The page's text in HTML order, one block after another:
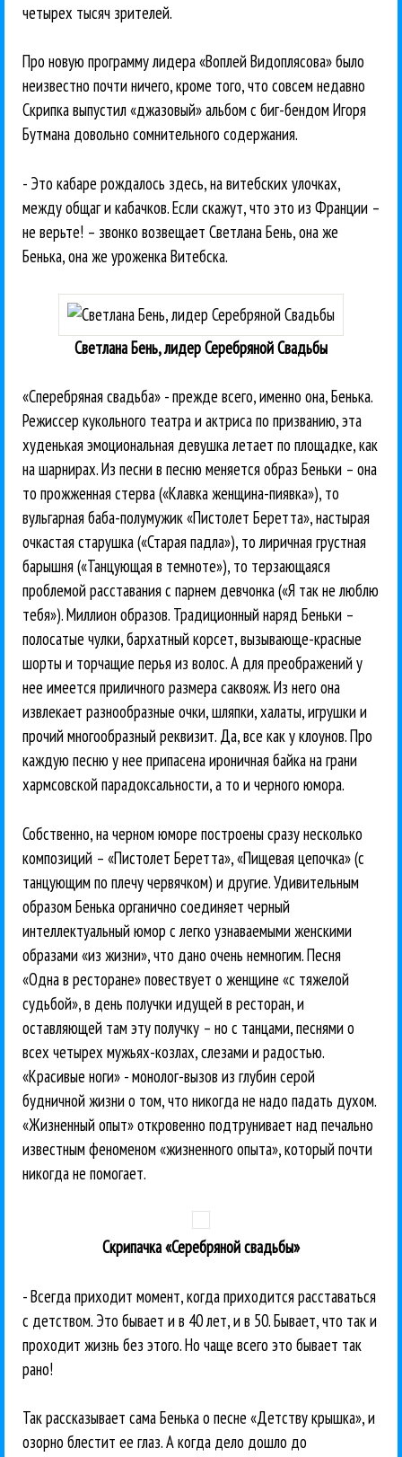
четырех тысяч зрителей.
Про новую программу лидера «Воплей Видоплясова» было
неизвестно почти ничего, кроме того, что совсем недавно
Скрипка выпустил «джазовый» альбом с биг-бендом Игоря
Бутмана довольно сомнительного содержания.
- Это кабаре рождалось здесь, на витебских улочках,
между общаг и кабачков. Если скажут, что это из Франции –
не верьте! – звонко возвещает Светлана Бень, она же
Бенька, она же уроженка Витебска.
Светлана Бень, лидер Серебряной Свадьбы
«Сперебряная свадьба» - прежде всего, именно она, Бенька.
Режиссер кукольного театра и актриса по призванию, эта
худенькая эмоциональная девушка летает по площадке, как
на шарнирах. Из песни в песню меняется образ Беньки – она
то прожженная стерва («Клавка женщина-пиявка»), то
вульгарная баба-полумужик «Пистолет Беретта», настырая
очкастая старушка («Старая падла»), то лиричная грустная
барышня («Танцующая в темноте»), то терзающаяся
проблемой расставания с парнем девчонка («Я так не люблю
тебя»). Миллион образов. Традиционный наряд Беньки –
полосатые чулки, бархатный корсет, вызывающе-красные
шорты и торчащие перья из волос. А для преображений у
нее имеется приличного размера саквояж. Из него она
извлекает разнообразные очки, шляпки, халаты, игрушки и
прочий многообразный реквизит. Да, все как у клоунов. Про
каждую песню у нее припасена ироничная байка на грани
хармсовской парадоксальности, а то и черного юмора.
Собственно, на черном юморе построены сразу несколько
композиций – «Пистолет Беретта», «Пищевая цепочка» (с
танцующим по плечу червячком) и другие. Удивительным
образом Бенька органично соединяет черный
интеллектуальный юмор с легко узнаваемыми женскими
образами «из жизни», что дано очень немногим. Песня
«Одна в ресторане» повествует о женщине «с тяжелой
судьбой», в день получки идущей в ресторан, и
оставляющей там эту получку – но с танцами, песнями о
всех четырех мужьях-козлах, слезами и радостью.
«Красивые ноги» - монолог-вызов из глубин серой
будничной жизни о том, что никогда не надо падать духом.
«Жизненный опыт» откровенно подтрунивает над печально
известным феноменом «жизненного опыта», который почти
никогда не помогает.
Скрипачка «Серебряной свадьбы»
- Всегда приходит момент, когда приходится расставаться
с детством. Это бывает и в 40 лет, и в 50. Бывает, что так и
проходит жизнь без этого. Но чаще всего это бывает так
рано!
Так рассказывает сама Бенька о песне «Детству крышка», и
озорно блестит ее глаз. А когда дело дошло до